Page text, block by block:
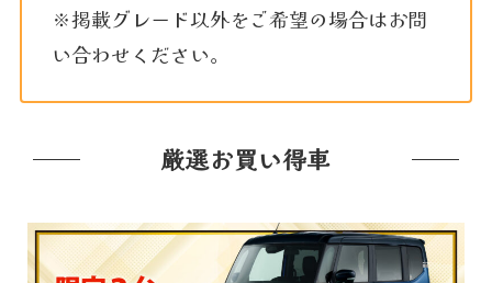
※掲載グレード以外をご希望の場合はお問
い合わせください。
厳選お買い得車